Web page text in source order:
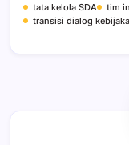
tata kelola SDA
tim
transisi dialog